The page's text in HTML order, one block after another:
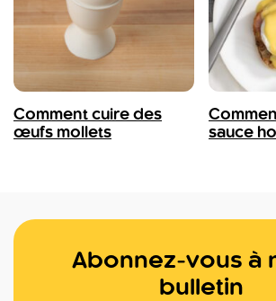
Comment cuire des
œufs mollets
sauce
Abonnez-vous à
bulletin